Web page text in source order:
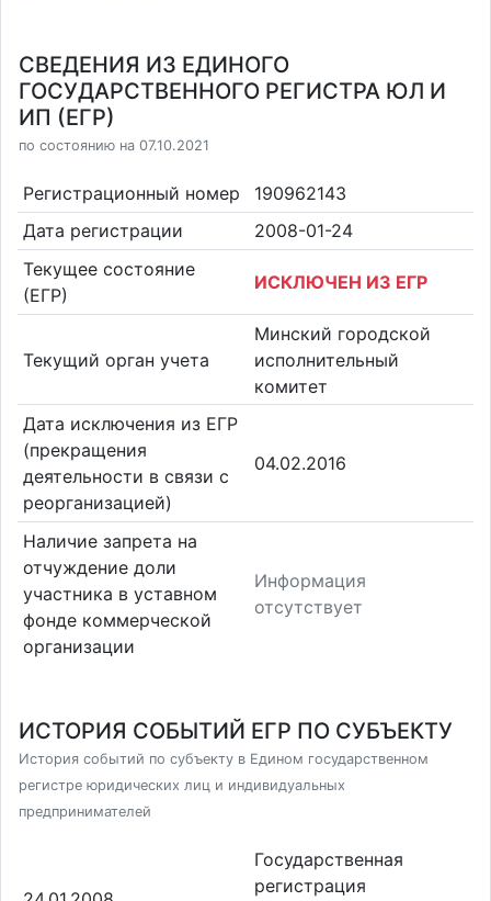
СВЕДЕНИЯ ИЗ ЕДИНОГО
ГОСУДАРСТВЕННОГО РЕГИСТРА ЮЛ И
ИП (ЕГР)
по состоянию на 07.10.2021
Регистрационный номер
190962143
Дата регистрации
2008-01-24
Текущее состояние
(ЕГР)
ИСКЛЮЧЕН ИЗ ЕГР
Текущий орган учета
Минский городской
исполнительный
комитет
Дата исключения из ЕГР
(прекращения
деятельности в связи с
реорганизацией)
04.02.2016
Наличие запрета на
отчуждение доли
участника в уставном
фонде коммерческой
организации
Информация
отсутствует
ИСТОРИЯ СОБЫТИЙ ЕГР ПО СУБЪЕКТУ
История событий по субъекту в Едином государственном
регистре юридических лиц и индивидуальных
предпринимателей
Государственная
регистрация